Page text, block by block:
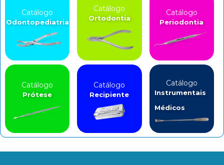
Catálogo
Odontopediatria
Catálogo
Ortodontia
Catálogo
Periodontia
Catálogo
Prótese
Catálogo
Recipiente
Catálogo
Instrumentais
Médicos